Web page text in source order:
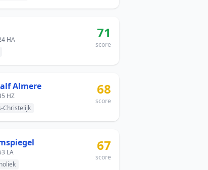
HA
71
score
Almere
HZ
Christelijk
68
score
LA
67
score